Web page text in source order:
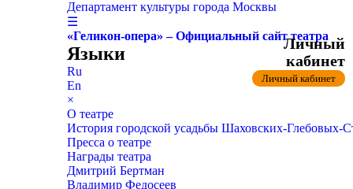
Департамент культуры города Москвы
☰
«Геликон-опера» – Официальный сайт театра
Языки
Ru
En
×
О театре
История городской усадьбы Шаховских-
Пресса о театре
Награды театра
Дмитрий Бертман
Владимир Федосеев
Личный
кабинет
Личный кабинет